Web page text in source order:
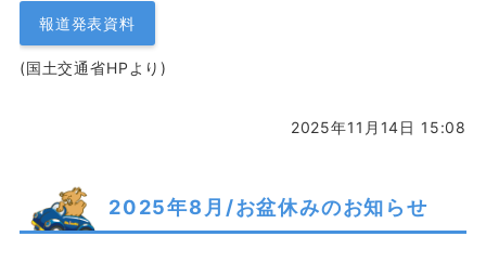
報道発表資料
(国土交通省HPより)
2025年11月14日 15:08
2025年8月/お盆休みのお知らせ